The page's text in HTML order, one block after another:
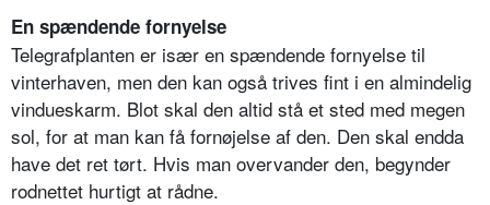
En spændende fornyelse
Telegrafplanten er især en spændende fornyelse til
vinterhaven, men den kan også trives fint i en almindelig
vindueskarm. Blot skal den altid stå et sted med megen
sol, for at man kan få fornøjelse af den. Den skal endda
have det ret tørt. Hvis man overvander den, begynder
rodnettet hurtigt at rådne.